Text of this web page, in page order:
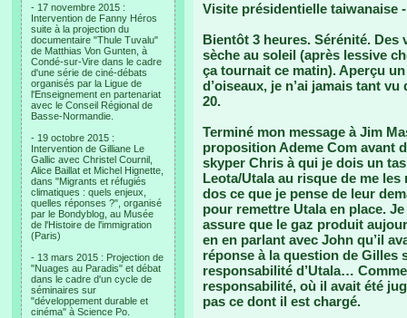
- 17 novembre 2015 :
Intervention de Fanny Héros
suite à la projection du
documentaire "Thule Tuvalu"
de Matthias Von Gunten, à
Condé-sur-Vire dans le cadre
d'une série de ciné-débats
organisés par la Ligue de
l'Enseignement en partenariat
avec le Conseil Régional de
Basse-Normandie.
- 19 octobre 2015 :
Intervention de Gilliane Le
Gallic avec Christel Cournil,
Alice Baillat et Michel Hignette,
dans "Migrants et réfugiés
climatiques : quels enjeux,
quelles réponses ?", organisé
par le Bondyblog, au Musée
de l'Histoire de l'immigration
(Paris)
- 13 mars 2015 : Projection de
"Nuages au Paradis" et débat
dans le cadre d'un cycle de
séminaires sur
"développement durable et
cinéma" à Science Po.
Visite présidentielle taiwanaise
Bientôt 3 heures. Sérénité. Des
sèche au soleil (après lessive
ça tournait ce matin). Aperçu
d’oiseaux, je n’ai jamais tant
20.
Terminé mon message à Jim
proposition Ademe Com avant
skyper Chris à qui je dois un
Leota/Utala au risque de me
dos ce que je pense de leur
pour remettre Utala en place.
assure que le gaz produit
en en parlant avec John qu’il
réponse à la question de Gilles
responsabilité d’Utala…
responsabilité, où il avait été
pas ce dont il est chargé.